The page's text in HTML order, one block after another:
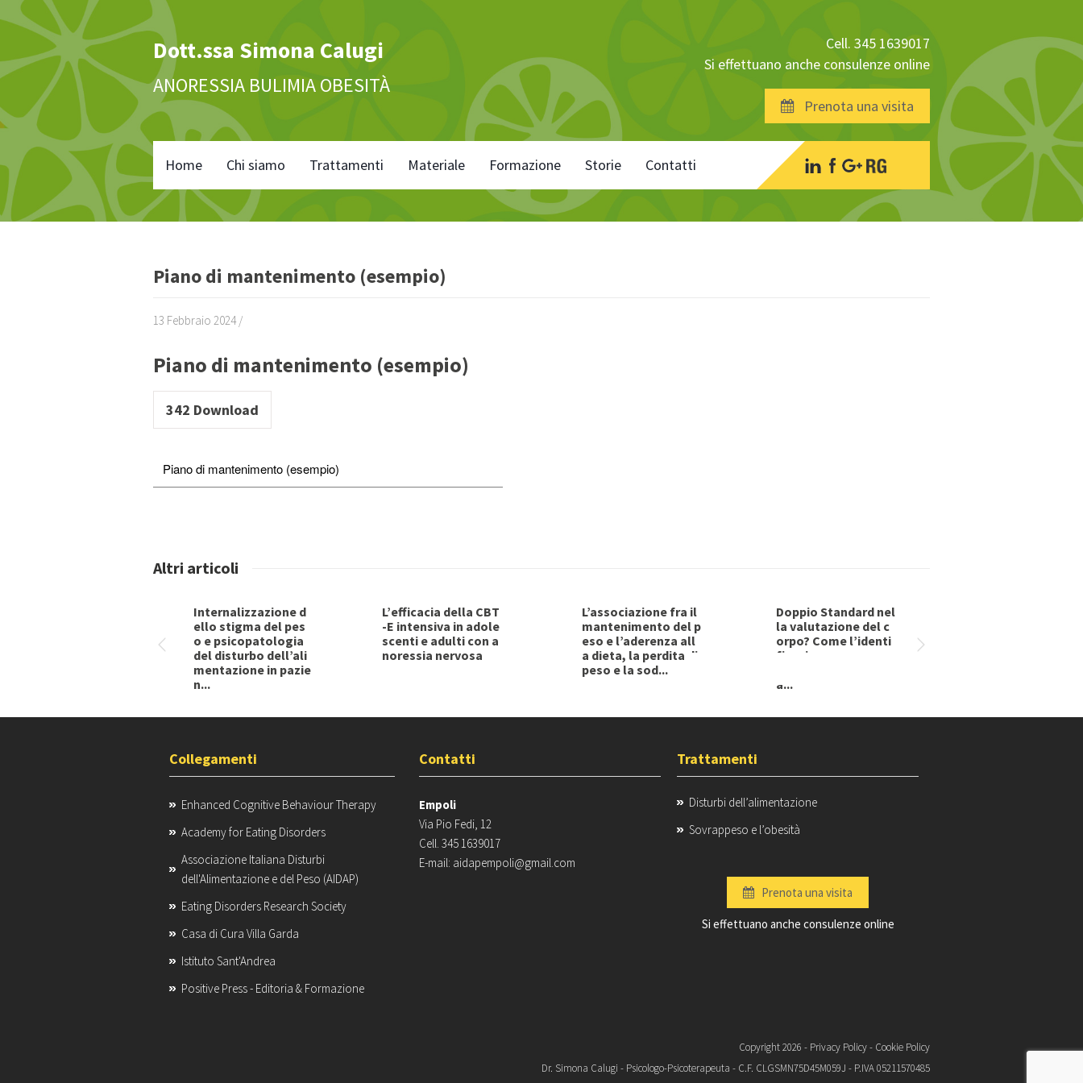
Dott.ssa Simona Calugi
ANORESSIA BULIMIA OBESITÀ
Cell. 345 1639017
Si effettuano anche consulenze online
Prenota una visita
Home Chi siamo Trattamenti Materiale Formazione Storie Contatti
Piano di mantenimento (esempio)
13 Febbraio 2024 /
Piano di mantenimento (esempio)
342 Download
Piano di mantenimento (esempio)
Altri articoli
Internalizzazione d
ello stigma del pes
o e psicopatologia
del disturbo dell’ali
mentazione in pazie
n...
L’efficacia della CBT
-E intensiva in adole
scenti e adulti con a
noressia nervosa
L’associazione fra il
mantenimento del p
eso e l’aderenza all
a dieta, la perdita di
peso e la sod...
Doppio Standard nel
la valutazione del c
orpo? Come l’identi
ficazione con un cor
a...
Collegamenti
Enhanced Cognitive Behaviour Therapy
Academy for Eating Disorders
Associazione Italiana Disturbi
dell'Alimentazione e del Peso (AIDAP)
Eating Disorders Research Society
Casa di Cura Villa Garda
Istituto Sant'Andrea
Positive Press - Editoria & Formazione
Contatti
Empoli
Via Pio Fedi, 12
Cell. 345 1639017
E-mail: aidapempoli@gmail.com
Trattamenti
Disturbi dell’alimentazione
Sovrappeso e l’obesità
Prenota una visita
Si effettuano anche consulenze online
Copyright 2026 - Privacy Policy- Cookie Policy
Dr. Simona Calugi - Psicologo-Psicoterapeuta - C.F. CLGSMN75D45M059J - P.IVA 05211570485